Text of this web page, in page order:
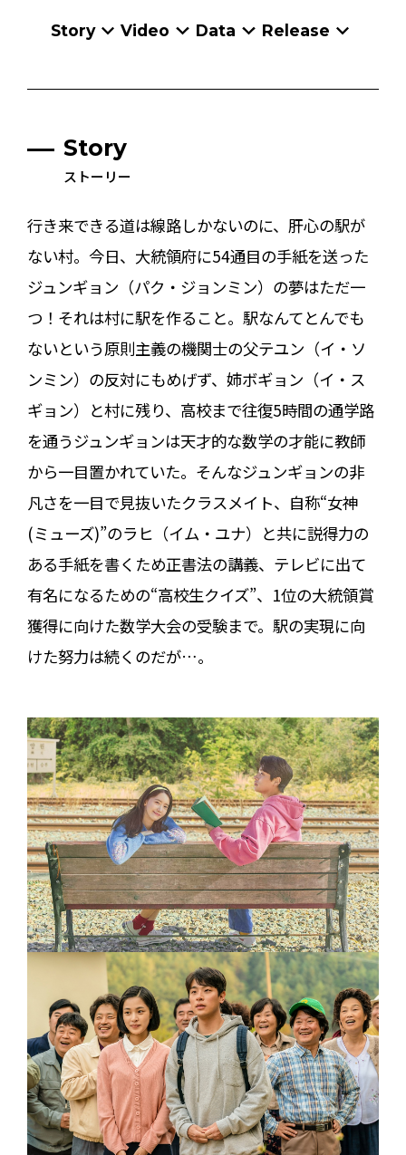
Story Video Data Release
Story
ストーリー
行き来できる道は線路しかないのに、肝心の駅が
ない村。今日、大統領府に54通目の手紙を送った
ジュンギョン（パク・ジョンミン）の夢はただ一
つ！それは村に駅を作ること。駅なんてとんでも
ないという原則主義の機関士の父テユン（イ・ソ
ンミン）の反対にもめげず、姉ボギョン（イ・ス
ギョン）と村に残り、高校まで往復5時間の通学路
を通うジュンギョンは天才的な数学の才能に教師
から一目置かれていた。そんなジュンギョンの非
凡さを一目で見抜いたクラスメイト、自称“女神
(ミューズ)”のラヒ（イム・ユナ）と共に説得力の
ある手紙を書くため正書法の講義、テレビに出て
有名になるための“高校生クイズ”、1位の大統領賞
獲得に向けた数学大会の受験まで。駅の実現に向
けた努力は続くのだが…。